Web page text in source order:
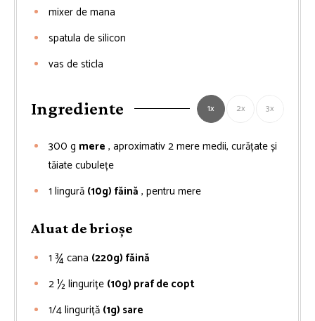
mixer de mana
spatula de silicon
vas de sticla
Ingrediente 1x 2x 3x
300 g mere , aproximativ 2 mere medii, curățate și
tăiate cubulețe
1 lingură (10g) făină , pentru mere
Aluat de brioșe
1 ¾cana (220g) făină
2 ½lingurițe (10g) praf de copt
1/4linguriță (1g) sare